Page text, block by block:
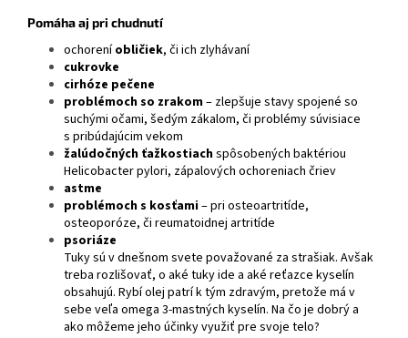
Pomáha aj pri chudnutí
ochoreníobličiek, či ich zlyhávaní
cukrovke
cirhóze pečene
problémoch so zrakom– zlepšuje stavy spojené so
suchými očami, šedým zákalom, či problémy súvisiace
s pribúdajúcim vekom
žalúdočných ťažkostiachspôsobených baktériou
Helicobacter pylori, zápalových ochoreniach čriev
astme
problémoch s kosťami– pri osteoartritíde,
osteoporóze, či reumatoidnej artritíde
psoriáze
Tuky sú v dnešnom svete považované za strašiak. Avšak
treba rozlišovať, o aké tuky ide a aké reťazce kyselín
obsahujú. Rybí olej patrí k tým zdravým, pretože má v
sebe veľa omega 3-mastných kyselín. Na čo je dobrý a
ako môžeme jeho účinky využiť pre svoje telo?